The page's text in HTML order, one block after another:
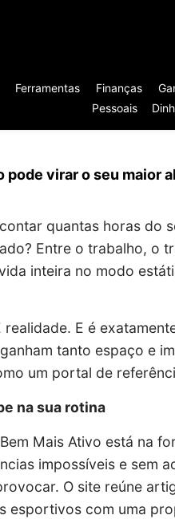
Ferramentas
Finanças
Pessoais
pode virar o seu maior
quantas horas do
Entre o trabalho, o
inteira no modo
realidade. E é
tanto espaço e
um portal de
na sua rotina
Mais Ativo está na
impossíveis e sem
O site reúne
esportivos com uma